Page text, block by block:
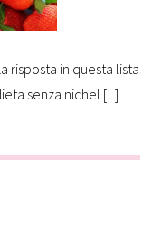
risposta in questa lista
senza nichel [...]